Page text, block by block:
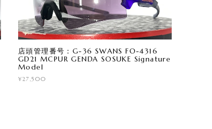
店頭管理番号：G-36 SWANS FO-4316
GD21 MCPUR GENDA SOSUKE Signature
Model
¥27,500